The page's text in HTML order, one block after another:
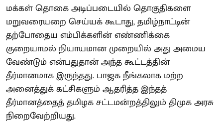
மக்கள் தொகை அடிப்படையில் தொகுதிகளை
மறுவரையறை செய்யக் கூடாது, தமிழ்நாட்டின்
தற்போதைய எம்பிக்களின் எண்ணிக்கை
குறையாமல் நியாயமான முறையில் அது அமைய
வேண்டும் என்பதுதான் அந்த கூட்டத்தின்
தீர்மானமாக இருந்தது. பாஜக நீங்கலாக மற்ற
அனைத்துக் கட்சிகளும் ஆதரித்த இந்தத்
தீர்மானத்தைத் தமிழக சட்டமன்றத்திலும் திமுக அரசு
நிறைவேற்றியது.